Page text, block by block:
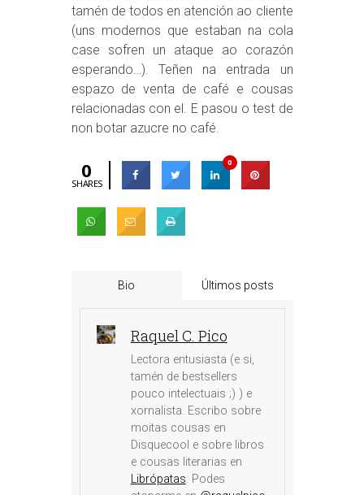
tamén de todos en atención ao cliente
(uns modernos que estaban na cola
case sofren un ataque ao corazón
esperando…). Teñen na entrada un
espazo de venta de café e cousas
relacionadas con el. E pasou o test de
non botar azucre no café.
0
SHARES
0
Bio Últimos posts
Raquel C. Pico
Lectora entusiasta (e si,
tamén de bestsellers
pouco intelectuais ;) ) e
xornalista. Escribo sobre
moitas cousas en
Disquecool e sobre libros
e cousas literarias en
Librópatas. Podes